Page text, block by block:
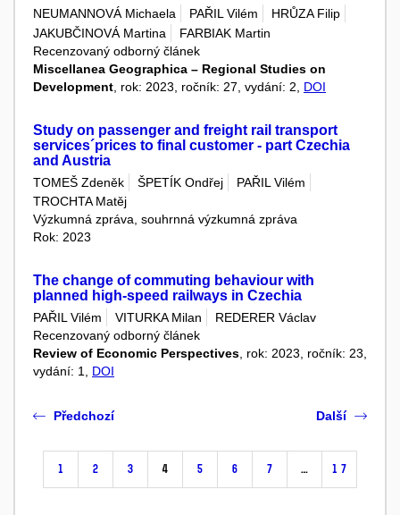
NEUMANNOVÁ Michaela PAŘIL Vilém
HRŮZA Filip
JAKUBČINOVÁ Martina
FARBIAK Martin
Recenzovaný odborný článek
Miscellanea Geographica – Regional Studies on
Development , rok: 2023, ročník: 27, vydání: 2, DOI
Study on passenger and freight rail transport
services´prices to final customer - part Czechia
and Austria
TOMEŠ Zdeněk ŠPETÍK Ondřej
PAŘIL Vilém
TROCHTA Matěj
Výzkumná zpráva, souhrnná výzkumná zpráva
Rok: 2023
The change of commuting behaviour with
planned high-speed railways in Czechia
PAŘIL Vilém VITURKA Milan
REDERER Václav
Recenzovaný odborný článek
Review of Economic Perspectives, rok: 2023, ročník: 23,
vydání: 1, DOI
Předchozí
1 2 3 4 5 6 7 … 17
Další